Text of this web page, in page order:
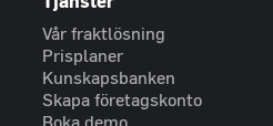
Vår fraktlösning
Prisplaner
Kunskapsbanken
Skapa företagskonto